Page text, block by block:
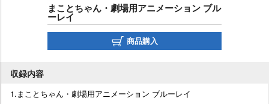
まことちゃん・劇場用アニメーション ブル
ーレイ
商品購入
収録内容
1.まことちゃん・劇場用アニメーション ブルーレイ